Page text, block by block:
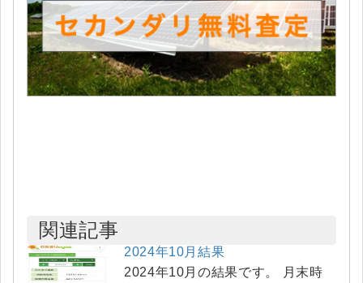
関連記事
2024年10月結果
2024年10月の結果です。 月末時